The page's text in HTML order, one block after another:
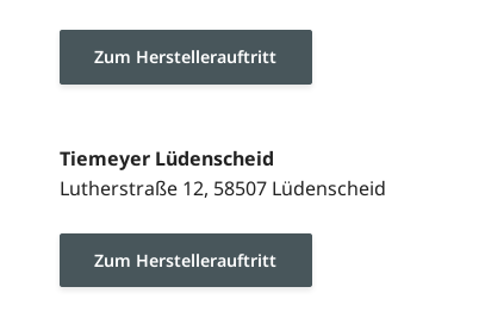
Zum Herstellerauftritt
Tiemeyer Lüdenscheid
Lutherstraße 12, 58507 Lüdenscheid
Zum Herstellerauftritt